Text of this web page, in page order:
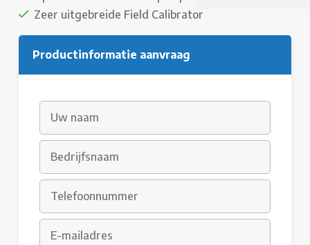
Zeer uitgebreide Field Calibrator
Productinformatie aanvraag